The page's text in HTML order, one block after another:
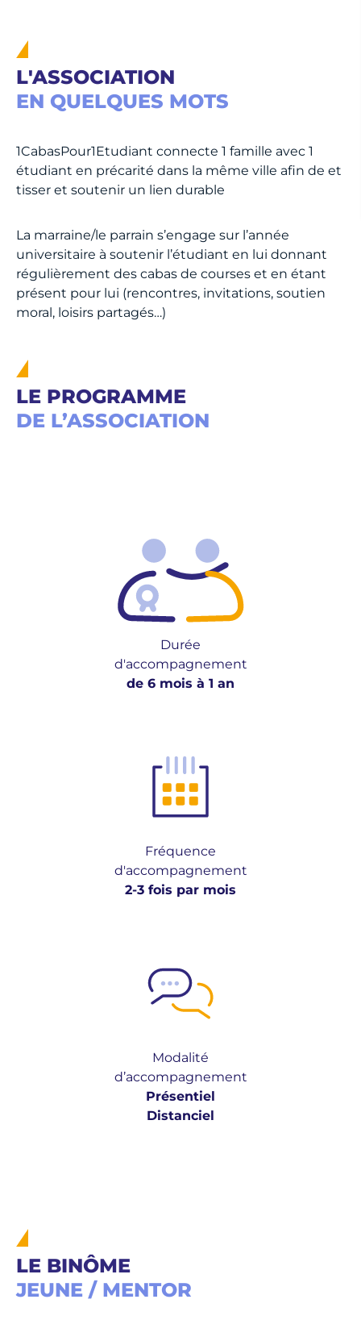
L'ASSOCIATION
EN QUELQUES MOTS
1CabasPour1Etudiant connecte 1 famille avec 1
étudiant en précarité dans la même ville afin de et
tisser et soutenir un lien durable
La marraine/le parrain s’engage sur l’année
universitaire à soutenir l’étudiant en lui donnant
régulièrement des cabas de courses et en étant
présent pour lui (rencontres, invitations, soutien
moral, loisirs partagés…)
LE PROGRAMME
DE L’ASSOCIATION
Durée
d'accompagnement
de 6 mois à 1 an
Fréquence
d'accompagnement
2-3 fois par mois
Modalité
d’accompagnement
Présentiel
Distanciel
LE BINÔME
JEUNE / MENTOR